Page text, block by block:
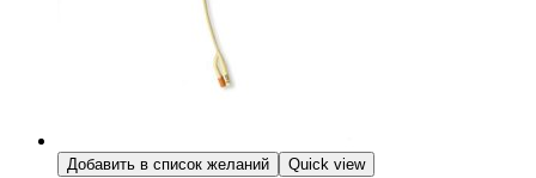
Добавить в список желаний Quick view